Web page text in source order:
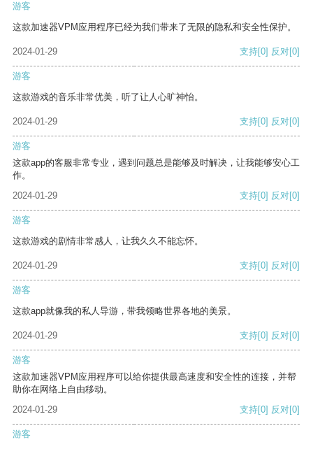
游客
这款加速器VPM应用程序已经为我们带来了无限的隐私和安全性保护。
2024-01-29 支持[0] 反对[0]
游客
这款游戏的音乐非常优美，听了让人心旷神怡。
2024-01-29 支持[0] 反对[0]
游客
这款app的客服非常专业，遇到问题总是能够及时解决，让我能够安心工
作。
2024-01-29
支持[0] 反对[0]
游客
这款游戏的剧情非常感人，让我久久不能忘怀。
2024-01-29 支持[0] 反对[0]
游客
这款app就像我的私人导游，带我领略世界各地的美景。
2024-01-29 支持[0] 反对[0]
游客
这款加速器VPM应用程序可以给你提供最高速度和安全性的连接，并帮
助你在网络上自由移动。
2024-01-29
支持[0] 反对[0]
游客